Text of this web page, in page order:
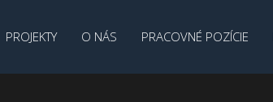
PROJEKTY O NÁS PRACOVNÉ POZÍCIE